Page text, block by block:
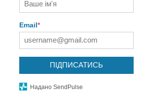
Email*
ПІДПИСАТИСЬ
Надано SendPulse